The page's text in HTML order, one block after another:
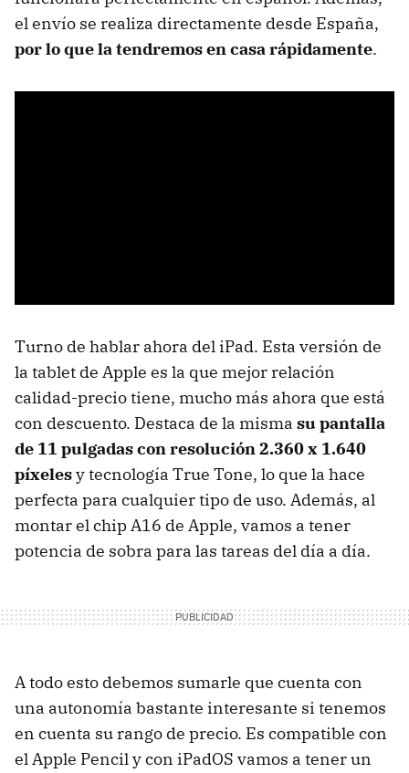
el envío se realiza directamente desde España,
por lo que la tendremos en casa rápidamente.
Turno de hablar ahora del iPad. Esta versión de
la tablet de Apple es la que mejor relación
calidad-precio tiene, mucho más ahora que está
con descuento. Destaca de la misma su pantalla
de 11 pulgadas con resolución 2.360 x 1.640
píxelesy tecnología True Tone, lo que la hace
perfecta para cualquier tipo de uso. Además, al
montar el chip A16 de Apple, vamos a tener
potencia de sobra para las tareas del día a día.
A todo esto debemos sumarle que cuenta con
una autonomía bastante interesante si tenemos
en cuenta su rango de precio. Es compatible con
el Apple Pencil y con iPadOS vamos a tener un